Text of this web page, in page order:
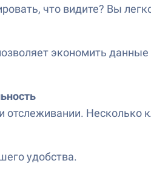
что видите? Вы
экономить
отслеживании.
удобства.